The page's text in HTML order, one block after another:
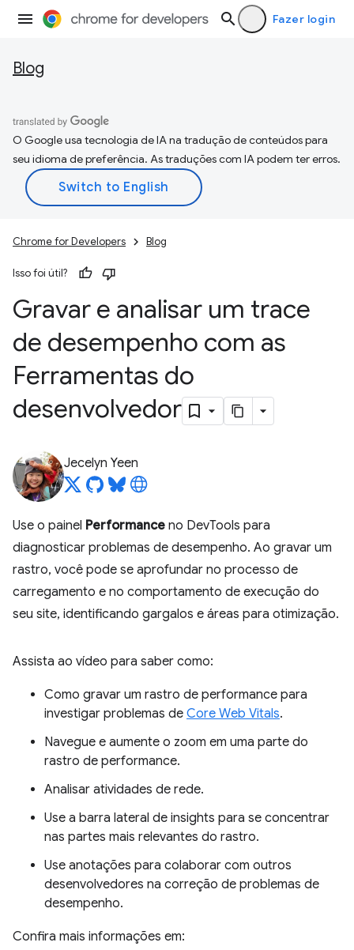
Fazer login
Blog
O Google usa tecnologia de IA na tradução de conteúdos para
seu idioma de preferência. As traduções com IA podem ter erros.
Chrome for Developers Blog
Isso foi útil?
Gravar e analisar um trace
de desempenho com as
Ferramentas do
desenvolvedor
Jecelyn Yeen
Use o painel Performance no DevTools para
diagnosticar problemas de desempenho. Ao gravar um
rastro, você pode se aprofundar no processo de
carregamento e no comportamento de execução do
seu site, identificando gargalos e áreas para otimização.
Assista ao vídeo para saber como:
Como gravar um rastro de performance para
investigar problemas de Core Web Vitals.
Navegue e aumente o zoom em uma parte do
rastro de performance.
Analisar atividades de rede.
Use a barra lateral de insights para se concentrar
nas partes mais relevantes do rastro.
Use anotações para colaborar com outros
desenvolvedores na correção de problemas de
desempenho.
Confira mais informações em: